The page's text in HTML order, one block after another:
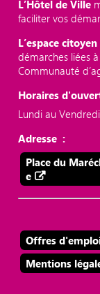
L’Hôtel de Ville
faciliter vos
L’espace citoyen
démarches liées
Communauté
Horaires
Lundi au
Adresse :
Place du
e
Offres
Mentions